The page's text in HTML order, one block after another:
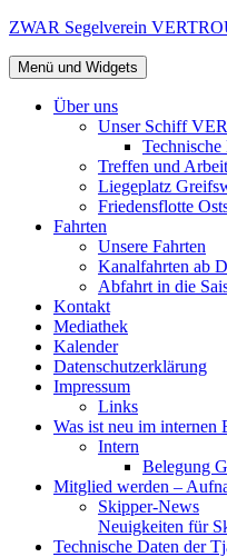
Zum
springen
ZWAR Segelverein
Menü und Widgets
Über uns
Unser Schiff
Treffen und
Liegeplatz
Friedensflotte
Fahrten
Unsere Fahrten
Kanalfahrten ab
Abfahrt in die
Kontakt
Mediathek
Kalender
Datenschutzerklärung
Impressum
Links
Was ist neu im internen
Intern
Belegung
Mitglied werden –
Skipper-News
Neuigkeiten für
Technische Daten der